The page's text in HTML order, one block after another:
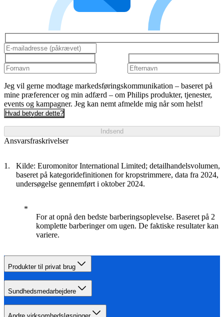
Jeg vil gerne modtage markedsføringskommunikation – baseret på
mine præferencer og min adfærd – om Philips produkter, tjenester,
events og kampagner. Jeg kan nemt afmelde mig når som helst!
Hvad betyder dette?
Indsend
Ansvarsfraskrivelser
Kilde: Euromonitor International Limited; detailhandelsvolumen,
baseret på kategoridefinitionen for kropstrimmere, data fra 2024,
undersøgelse gennemført i oktober 2024.
For at opnå den bedste barberingsoplevelse. Baseret på 2
komplette barberinger om ugen. De faktiske resultater kan
variere.
Produkter til privat brug
Sundhedsmedarbejdere